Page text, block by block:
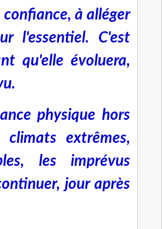
à alléger
l'essentiel. C'est
qu'elle évoluera,
physique hors
extrêmes,
les imprévus
jour après